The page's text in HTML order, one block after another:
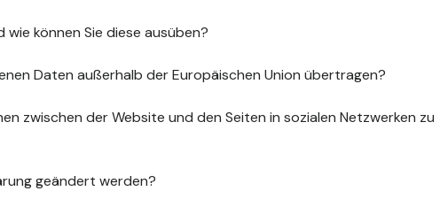
wie können Sie diese ausüben?
Daten außerhalb der Europäischen Union übertragen?
zwischen der Website und den Seiten in sozialen Netzwerken zu
geändert werden?